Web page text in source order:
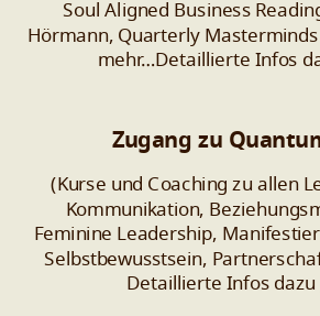
Soul Aligned Business
Hörmann, Quarterly Masterminds
mehr…Detaillierte Infos
Zugang zu
(Kurse und Coaching zu allen
Kommunikation,
Feminine Leadership,
Selbstbewusstsein,
Detaillierte Infos dazu